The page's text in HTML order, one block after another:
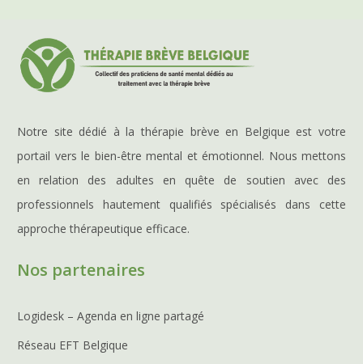
Notre site dédié à la thérapie brève en Belgique est votre
portail vers le bien-être mental et émotionnel. Nous mettons
en relation des adultes en quête de soutien avec des
professionnels hautement qualifiés spécialisés dans cette
approche thérapeutique efficace.
Nos partenaires
Logidesk – Agenda en ligne partagé
Réseau EFT Belgique